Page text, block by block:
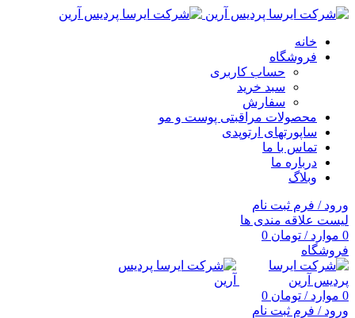
خانه
فروشگاه
حساب کاربری
سبد خرید
سفارش
محصولات مراقبتی پوست و مو
ساپورتهای ارتوپدی
تماس با ما
درباره ما
وبلاگ
ورود / فرم ثبت نام
لیست علاقه مندی ها
0 موارد / تومان
فروشگاه
0 موارد / تومان
ورود / فرم ثبت نام